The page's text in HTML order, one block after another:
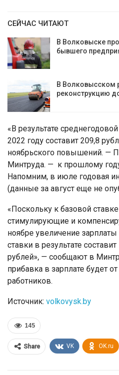
СЕЙЧАС ЧИТАЮТ
В Волковыске
бывшего
В Волковысском
реконструкцию
«В результате
2022 году составит 209,8
ноябрьского повышений. —
Минтруда. — к прошлому
Напомним, в июле годовая
(данные за август еще не
«Поскольку к базовой
стимулирующие и
ноябре увеличение зарплаты
ставки в результате
рублей», — сообщают в
прибавка в зарплате будет
работников.
Источник: volkovysk.by
145
Share VK OK.ru